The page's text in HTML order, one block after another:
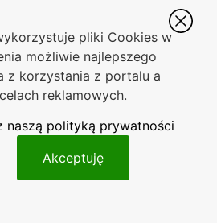
Marki Samochodów
Audi
BMW
Dacia
Ford
Audi
Audi
Audi
BMW
pliki Cookies w
możliwie najlepszego
z korzystania z portalu a
reklamowych.
naszą polityką prywatności
Akceptuję